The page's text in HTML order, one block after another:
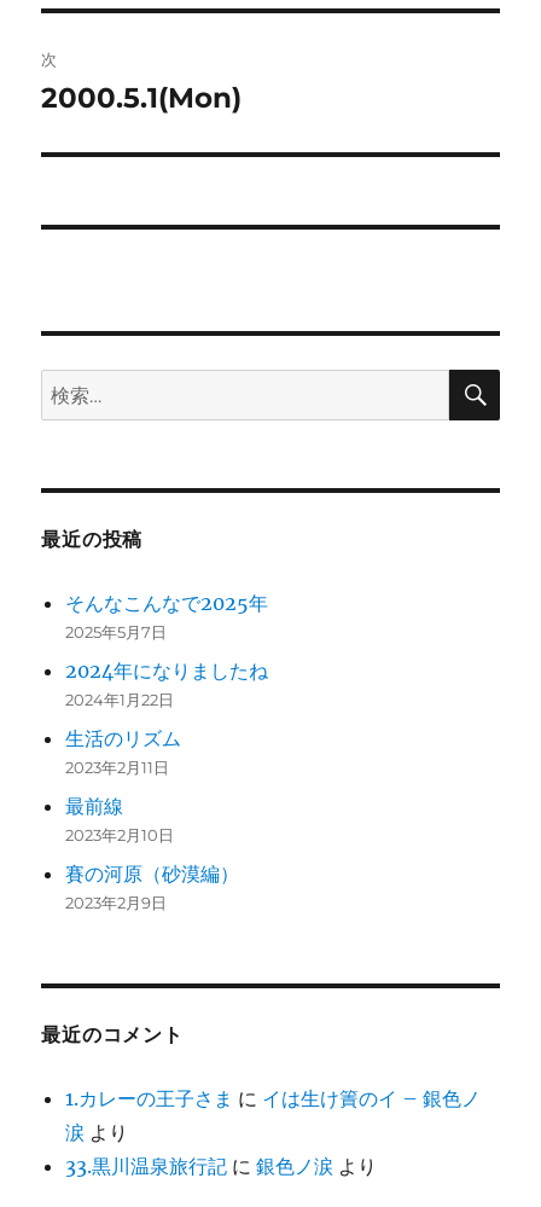
ビ
ゲ
ー
投
稿:
次
次
投
2000.5.1(Mon)
検
索:
検
最近の投稿
そんなこんなで2025年
2025年5月7日
2024年になりましたね
2024年1月22日
生活のリズム
2023年2月11日
最前線
2023年2月10日
賽の河原（砂漠編）
2023年2月9日
最近のコメント
1.カレーの王子さま に イは生け簀のイ – 銀色ノ
涙 より
33.黒川温泉旅行記 に銀色ノ涙 より